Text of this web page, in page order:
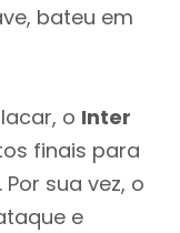
bateu em
o Inter
finais para
sua vez, o
e